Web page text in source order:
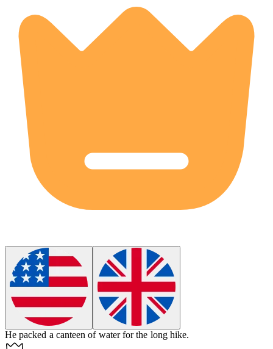
He packed a canteen of water for the long hike.